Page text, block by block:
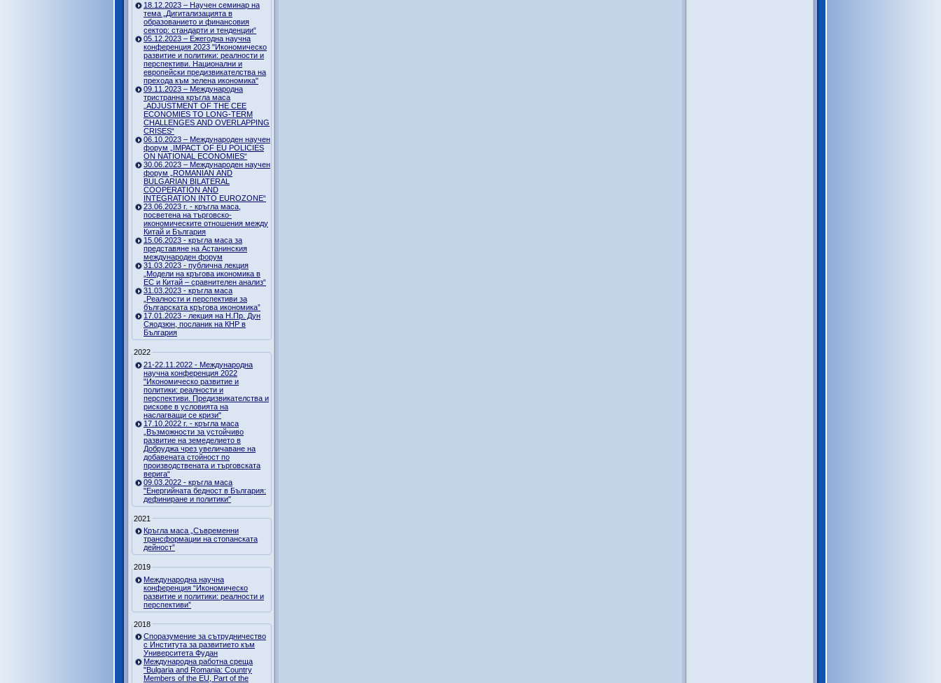
18.12.2023 – Научен семинар на
тема „Дигитализацията в
образованието и финансовия
сектор: стандарти и тенденции“
05.12.2023 – Ежегодна научна
конференция 2023 "Икономическо
развитие и политики: реалности и
перспективи. Национални и
европейски предизвикателства на
прехода към зелена икономика"
09.11.2023 – Международна
тристранна кръгла маса
„ADJUSTMENT OF THE CEE
ECONOMIES TO LONG-TERM
CHALLENGES AND OVERLAPPING
CRISES“
06.10.2023 – Международен научен
форум „IMPACT OF EU POLICIES
ON NATIONAL ECONOMIES“
30.06.2023 – Международен научен
форум „ROMANIAN AND
BULGARIAN BILATERAL
COOPERATION AND
INTEGRATION INTO EUROZONE“
23.06.2023 г. - кръгла маса,
посветена на търговско-
икономическите отношения между
Китай и България
15.06.2023 - кръгла маса за
представяне на Астанинския
международен форум
31.03.2023 - публична лекция
„Модели на кръгова икономика в
ЕС и Китай – сравнителен анализ“
31.03.2023 - кръгла маса
„Реалности и перспективи за
българската кръгова икономика”
17.01.2023 - лекция на Н.Пр. Дун
Сяодзюн, посланик на КНР в
България
2022
21-22.11.2022 - Международна
научна конференция 2022
"Икономическо развитие и
политики: реалности и
перспективи. Предизвикателства и
рискове в условията на
наслагващи се кризи"
17.10.2022 г. - кръгла маса
„Възможности за устойчиво
развитие на земеделието в
Добруджа чрез увеличаване на
добавената стойност по
производствената и търговската
верига“
09.03.2022 - кръгла маса
"Енергийната бедност в България:
дефиниране и политики"
2021
Кръгла маса „Съвременни
трансформации на стопанската
дейност”
2019
Международна научна
конференция “Икономическо
развитие и политики: реалности и
перспективи”
2018
Споразумение за сътрудничество
с Института за развитието към
Университета Фудан
Международна работна среща
"Bulgaria and Romania: Country
Members of the EU, Part of the